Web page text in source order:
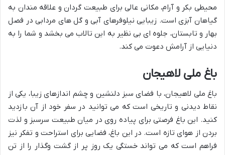
محیطی بکر و آرام، مکانی عالی برای طبیعت گردان و علاقه مندان به
گیاهان آبزی است. زیبایی نیلوفرهای آبی و گل های مردابی در فصل
بهار و تابستان، جلوه ای بی نظیر به این تالاب می بخشد و شما را به
دنیایی از آرامش دعوت می کند.
باغ ملی لاهیجان
باغ ملی لاهیجان، با فضای سبز دلنشین و چشم اندازهای زیبا، یکی از
نقاط دیدنی و تاریخی است که می توانید در سفر خود از آن بازدید
کنید. این باغ فرصتی برای پیاده روی در میان طبیعت سرسبز و لذت
بردن از هوای تازه است. در این باغ، فضایی برای استراحت و تفکر نیز
فراهم است که می تواند خستگی یک روز پر از گشت وگذار را از تن